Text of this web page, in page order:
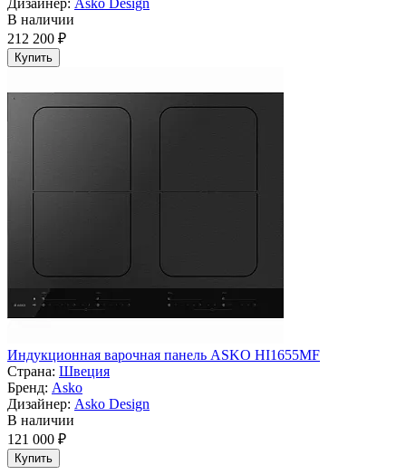
Дизайнер: Asko Design
В наличии
212 200 ₽
Купить
Индукционная варочная панель ASKO HI1655MF
Страна: Швеция
Бренд: Asko
Дизайнер: Asko Design
В наличии
121 000 ₽
Купить